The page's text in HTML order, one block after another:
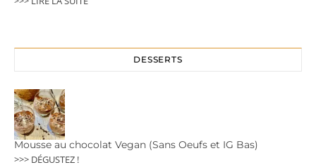
DESSERTS
Mousse au chocolat Vegan (Sans Oeufs et IG Bas)
>>> DÉGUSTEZ !